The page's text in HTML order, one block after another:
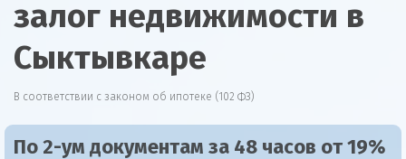
залог недвижимости в
Сыктывкаре
В соответствии с законом об ипотеке (102 ФЗ)
По 2-ум документам за 48 часов от 19%